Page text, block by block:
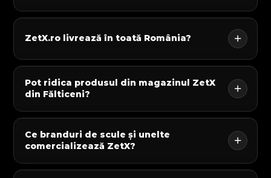
ZetX.ro livrează în toată România?
Pot ridica produsul din magazinul ZetX
din Fălticeni?
Ce branduri de scule și unelte
comercializează ZetX?